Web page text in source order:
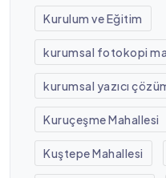
Kurulum ve Eğitim
kurumsal fotokopi
kurumsal yazıcı
Kuruçeşme Mahallesi
Kuştepe Mahallesi